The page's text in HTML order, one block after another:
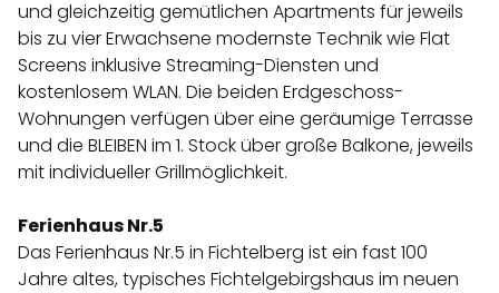
und gleichzeitig gemütlichen Apartments für jeweils
bis zu vier Erwachsene modernste Technik wie Flat
Screens inklusive Streaming-Diensten und
kostenlosem WLAN. Die beiden Erdgeschoss-
Wohnungen verfügen über eine geräumige Terrasse
und die BLEIBEN im 1. Stock über große Balkone, jeweils
mit individueller Grillmöglichkeit.
Ferienhaus Nr.5
Das Ferienhaus Nr.5 in Fichtelberg ist ein fast 100
Jahre altes, typisches Fichtelgebirgshaus im neuen